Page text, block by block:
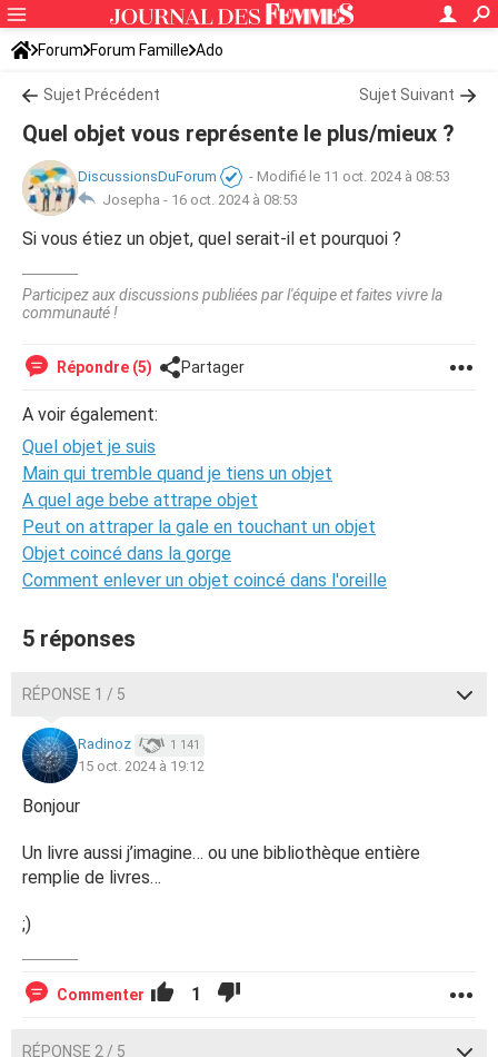
Forum Forum Famille Ado
Sujet Précédent Sujet Suivant
Quel objet vous représente le plus/mieux ?
DiscussionsDuForum - Modifié le 11 oct. 2024 à 08:53
Josepha - 16 oct. 2024 à 08:53
Si vous étiez un objet, quel serait-il et pourquoi ?
Participez aux discussions publiées par l'équipe et faites vivre la
communauté !
Répondre (5) Partager
A voir également:
Quel objet je suis
Main qui tremble quand je tiens un objet
A quel age bebe attrape objet
Peut on attraper la gale en touchant un objet
Objet coincé dans la gorge
Comment enlever un objet coincé dans l'oreille
5 réponses
RÉPONSE 1 / 5
Radinoz 1 141
15 oct. 2024 à 19:12
Bonjour
Un livre aussi j’imagine… ou une bibliothèque entière
remplie de livres…
;)
Commenter 1
RÉPONSE 2 / 5